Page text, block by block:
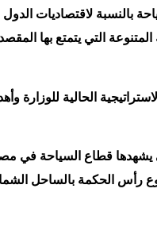
بالنسبة لاقتصاديات
المتنوعة التي يتمتع بها
الحالية للوزارة
يشهدها قطاع السياحة في
رأس الحكمة بالساحل